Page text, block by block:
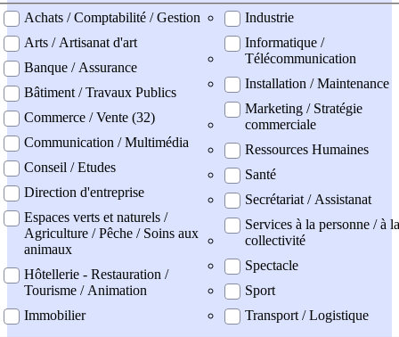
professionel
Achats / Comptabilité / Gestion
Arts / Artisanat d'art
Banque / Assurance
Bâtiment / Travaux Publics
Commerce / Vente (32)
Communication / Multimédia
Conseil / Etudes
Direction d'entreprise
Espaces verts et naturels /
Agriculture / Pêche / Soins aux
animaux
Hôtellerie - Restauration /
Tourisme / Animation
Immobilier
Industrie
Informatique /
Télécommunication
Installation / Maintenance
Marketing / Stratégie
commerciale
Ressources Humaines
Santé
Secrétariat / Assistanat
Services à la personne / à la
collectivité
Spectacle
Sport
Transport / Logistique